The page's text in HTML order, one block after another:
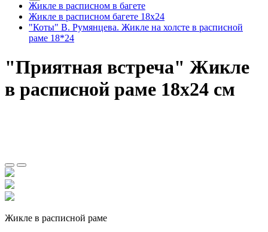
Жикле в расписном в багете
Жикле в расписном багете 18х24
"Коты" В. Румянцева. Жикле на холсте в расписной
раме 18*24
"Приятная встреча" Жикле
в расписной раме 18х24 см
Жикле в расписной раме